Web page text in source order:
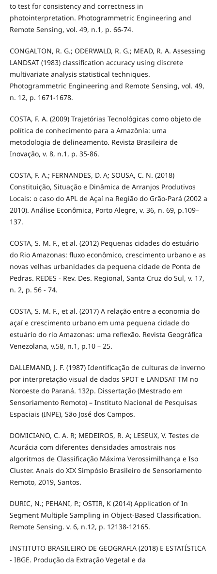
to test for consistency and correctness in
photointerpretation. Photogrammetric Engineering and
Remote Sensing, vol. 49, n.1, p. 66-74.
CONGALTON, R. G.; ODERWALD, R. G.; MEAD, R. A. Assessing
LANDSAT (1983) classification accuracy using discrete
multivariate analysis statistical techniques.
Photogrammetric Engineering and Remote Sensing, vol. 49,
n. 12, p. 1671-1678.
COSTA, F. A. (2009) Trajetórias Tecnológicas como objeto de
política de conhecimento para a Amazônia: uma
metodologia de delineamento. Revista Brasileira de
Inovação, v. 8, n.1, p. 35-86.
COSTA, F. A.; FERNANDES, D. A; SOUSA, C. N. (2018)
Constituição, Situação e Dinâmica de Arranjos Produtivos
Locais: o caso do APL de Açaí na Região do Grão-Pará (2002 a
2010). Análise Econômica, Porto Alegre, v. 36, n. 69, p.109–
137.
COSTA, S. M. F., et al. (2012) Pequenas cidades do estuário
do Rio Amazonas: fluxo econômico, crescimento urbano e as
novas velhas urbanidades da pequena cidade de Ponta de
Pedras. REDES - Rev. Des. Regional, Santa Cruz do Sul, v. 17,
n. 2, p. 56 - 74.
COSTA, S. M. F., et al. (2017) A relação entre a economia do
açaí e crescimento urbano em uma pequena cidade do
estuário do rio Amazonas: uma reflexão. Revista Geográfica
Venezolana, v.58, n.1, p.10 – 25.
DALLEMAND, J. F. (1987) Identificação de culturas de inverno
por interpretação visual de dados SPOT e LANDSAT TM no
Noroeste do Paraná. 132p. Dissertação (Mestrado em
Sensoriamento Remoto) – Instituto Nacional de Pesquisas
Espaciais (INPE), São José dos Campos.
DOMICIANO, C. A. R; MEDEIROS, R. A; LESEUX, V. Testes de
Acurácia com diferentes densidades amostrais nos
algoritmos de Classificação Máxima Verossimilhança e Iso
Cluster. Anais do XIX Simpósio Brasileiro de Sensoriamento
Remoto, 2019, Santos.
DURIC, N.; PEHANI, P.; OSTIR, K (2014) Application of In
Segment Multiple Sampling in Object-Based Classification.
Remote Sensing. v. 6, n.12, p. 12138-12165.
INSTITUTO BRASILEIRO DE GEOGRAFIA (2018) E ESTATÍSTICA
- IBGE. Produção da Extração Vegetal e da